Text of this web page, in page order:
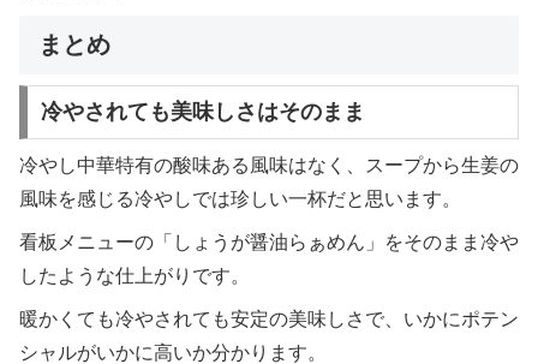
まとめ
冷やされても美味しさはそのまま
冷やし中華特有の酸味ある風味はなく、スープから生姜の
風味を感じる冷やしでは珍しい一杯だと思います。
看板メニューの「しょうが醤油らぁめん」をそのまま冷や
したような仕上がりです。
暖かくても冷やされても安定の美味しさで、いかにポテン
シャルがいかに高いか分かります。